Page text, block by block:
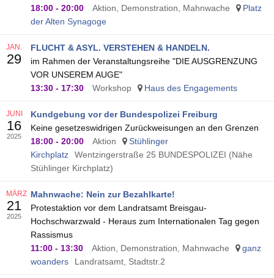
18:00 - 20:00 Aktion, Demonstration, Mahnwache
Platz
der Alten Synagoge
FLUCHT & ASYL. VERSTEHEN & HANDELN.
im Rahmen der Veranstaltungsreihe "DIE AUSGRENZUNG
VOR UNSEREM AUGE"
13:30 - 17:30 Workshop Haus des Engagements
JAN.
29
Kundgebung vor der Bundespolizei Freiburg
Keine gesetzeswidrigen Zurückweisungen an den Grenzen
18:00 - 20:00 Aktion
Stühlinger
Kirchplatz
Wentzingerstraße 25 BUNDESPOLIZEI (Nähe
Stühlinger Kirchplatz)
JUNI
16
2025
Mahnwache: Nein zur Bezahlkarte!
Protestaktion vor dem Landratsamt Breisgau-
Hochschwarzwald - Heraus zum Internationalen Tag gegen
Rassismus
11:00 - 13:30 Aktion, Demonstration, Mahnwache
ganz
woanders
Landratsamt, Stadtstr.2
MÄRZ
21
2025